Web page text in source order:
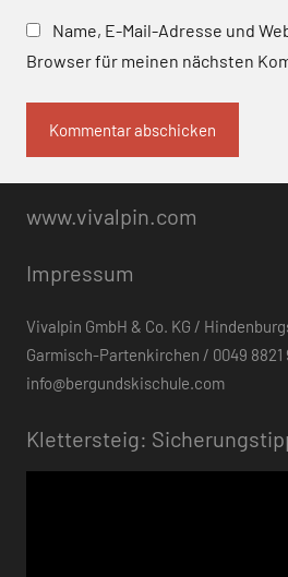
Name, E-Mail-Adresse und
Browser für meinen nächsten
www.vivalpin.com
Impressum
Vivalpin GmbH & Co. KG /
Garmisch-Partenkirchen / 0049 8821
info@bergundskischule.com
Klettersteig: